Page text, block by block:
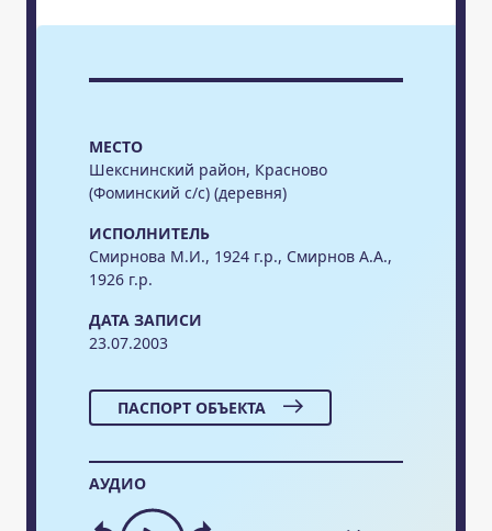
МЕСТО
Шекснинский район, Красново
(Фоминский с/с) (деревня)
ИСПОЛНИТЕЛЬ
Смирнова М.И., 1924 г.р., Смирнов А.А.,
1926 г.р.
ДАТА ЗАПИСИ
23.07.2003
ПАСПОРТ ОБЪЕКТА
АУДИО